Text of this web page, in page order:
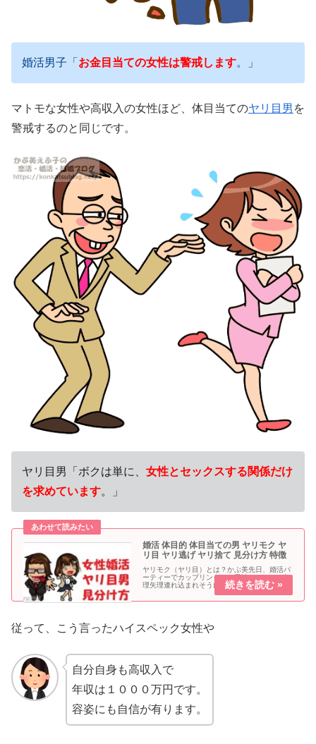
婚活男子「 お金目当ての女性は警戒します。」
マトモな女性や高収入の女性ほど、体目当てのヤリ目男 を
警戒するのと同じです。
ヤリ目男「ボクは単に、 女性とセックスする関係だけ
を求めています。」
婚活 体目的 体目当ての男 ヤリモク ヤ
リ目 ヤリ逃げ ヤリ捨て 見分け方 特徴
ヤリモク（ヤリ目）とは？かぶ美先日、婚活パ
ーティーでカップリングした男性にホテルに無
理矢理連れ込まれそうになりましたかつ夫酷い
ですね。それは恐らくヤリモク男性です。ヤリ
モク＝エッチ目的男性ヤリ目（やりもく）とは
従って、こう言ったハイスペック女性や
自分自身も高収入で
年収は１０００万円です。
容姿にも自信が有ります。